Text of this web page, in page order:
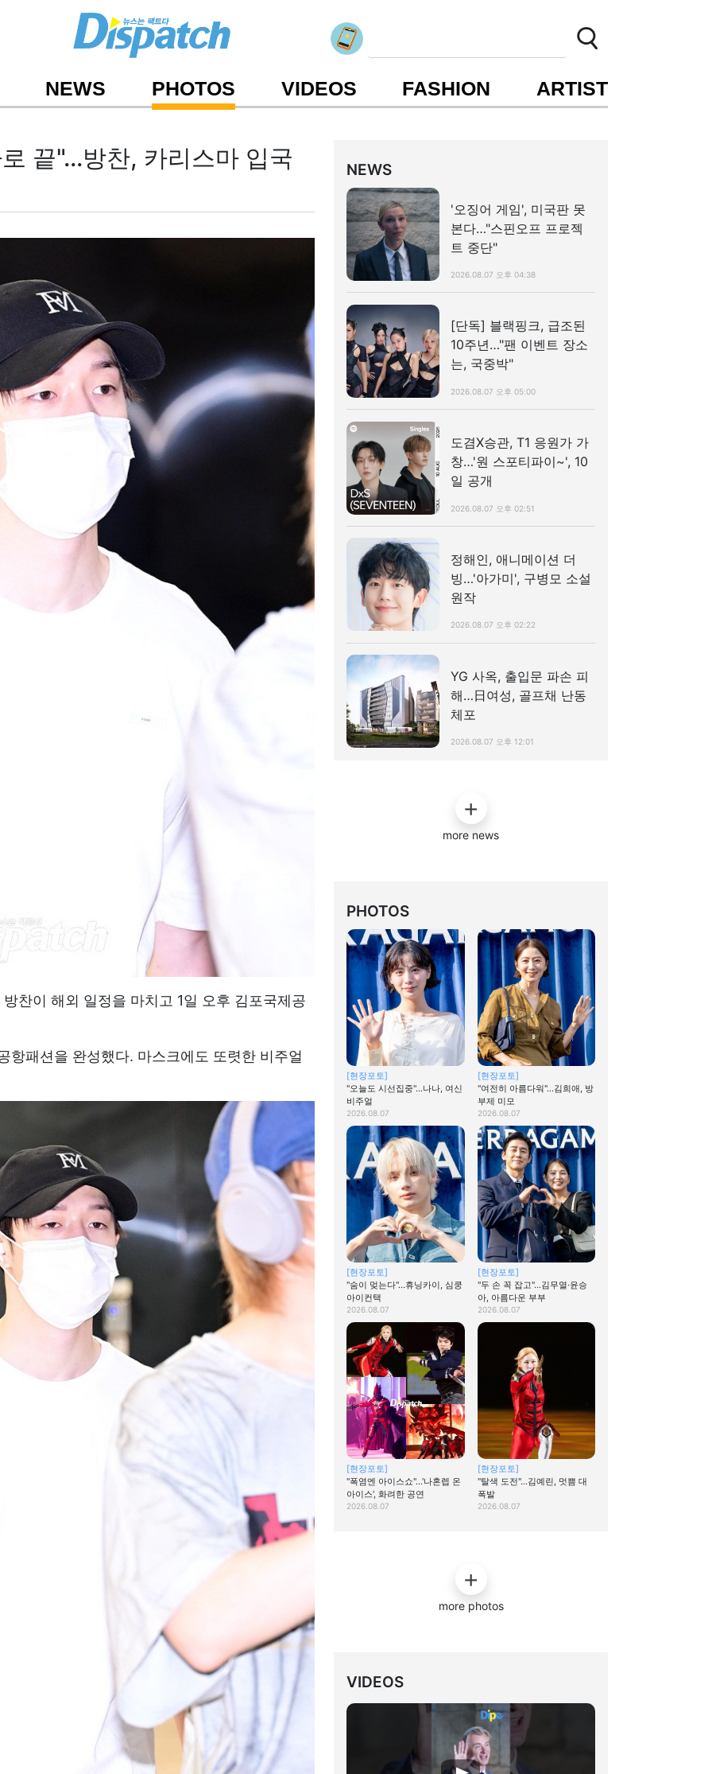
NEWS PHOTOS VIDEOS FASHION ARTIST
끝"...방찬, 카리스마 입국
찬이 해외 일정을 마치고 1일 오후 김포국제공
항패션을 완성했다. 마스크에도 또렷한 비주얼
NEWS
'오징어 게임', 미국판 못
본다…"스핀오프 프로젝
트 중단"
2026.08.07 오후 04:38
[단독] 블랙핑크, 급조된
10주년…"팬 이벤트 장소
는, 국중박"
2026.08.07 오후 05:00
도겸X승관, T1 응원가 가
창…'원 스포티파이~', 10
일 공개
2026.08.07 오후 02:51
정해인, 애니메이션 더
빙…'아가미', 구병모 소설
원작
2026.08.07 오후 02:22
YG 사옥, 출입문 파손 피
해…日여성, 골프채 난동
체포
2026.08.07 오후 12:01
more news
PHOTOS
[현장포토]
"오늘도 시선집중"…나나, 여신
비주얼
2026.08.07
[현장포토]
"여전히 아름다워"…김희애, 방
부제 미모
2026.08.07
[현장포토]
"숨이 멎는다"…휴닝카이, 심쿵
아이컨택
2026.08.07
[현장포토]
"두 손 꼭 잡고"…김무열·윤승
아, 아름다운 부부
2026.08.07
[현장포토]
"폭염엔 아이스쇼"…'나혼렙 온
아이스', 화려한 공연
2026.08.07
[현장포토]
"탈색 도전"…김예린, 멋쁨 대
폭발
2026.08.07
more photos
VIDEOS